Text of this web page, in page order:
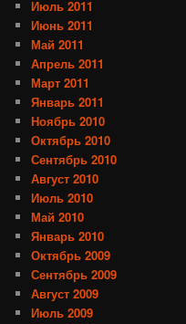
Июль 2011
Июнь 2011
Май 2011
Апрель 2011
Март 2011
Январь 2011
Ноябрь 2010
Октябрь 2010
Сентябрь 2010
Август 2010
Июль 2010
Май 2010
Январь 2010
Октябрь 2009
Сентябрь 2009
Август 2009
Июль 2009